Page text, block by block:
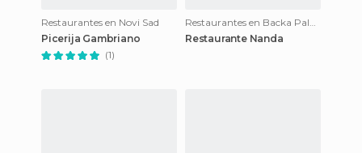
Restaurantes en Novi Sad
Picerija Gambriano
(1)
Restaurantes en Backa Palanka
Restaurante Nanda